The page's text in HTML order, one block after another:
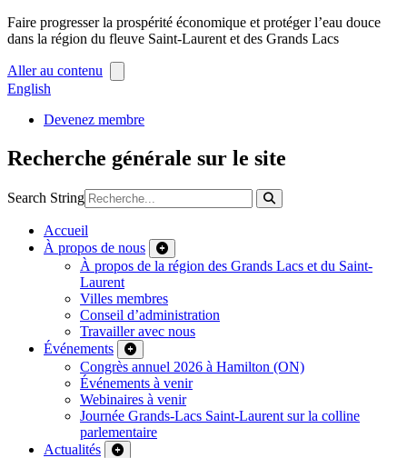
Faire progresser la prospérité économique et protéger l’eau douce
dans la région du fleuve Saint-Laurent et des Grands Lacs
Aller au contenu
English
Devenez membre
Recherche générale sur le site
Search String
Accueil
À propos de nous
À propos de la région des Grands Lacs et du Saint-
Laurent
Villes membres
Conseil d’administration
Travailler avec nous
Événements
Congrès annuel 2026 à Hamilton (ON)
Événements à venir
Webinaires à venir
Journée Grands-Lacs Saint-Laurent sur la colline
parlementaire
Actualités